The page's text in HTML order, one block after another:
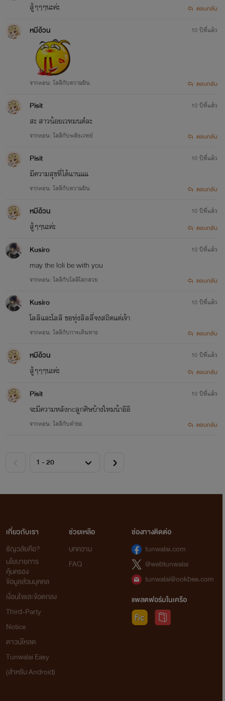
สู้ๆๆๆนะค่ะ
ตอบกลับ
หมีอ้วน
จากตอน: โลลิกับความฝัน
10 ปีที่แล้ว
ตอบกลับ
Pisit
สะ สาวน้อยเวทมนต์ละ
จากตอน: โลลิกับพลังเวทย์
10 ปีที่แล้ว
ตอบกลับ
Pisit
มีความสุขที่ได้แานแแ
จากตอน: โลลิกับความฝัน
10 ปีที่แล้ว
ตอบกลับ
หมีอ้วน
สู้ๆๆนะค่ะ
10 ปีที่แล้ว
ตอบกลับ
Kusiro
may the loli be with you
จากตอน: โลลิกับโลลิโลกสวย
10 ปีที่แล้ว
ตอบกลับ
Kusiro
โลลิและโลลิ ขอทุ่งลิลลี่จงสถิตแด่เจ้า
จากตอน: โลลิกับการเดินทาง
10 ปีที่แล้ว
ตอบกลับ
หมีอ้วน
สู้ๆๆๆนะค่ะ
10 ปีที่แล้ว
ตอบกลับ
Pisit
จะมีความหลังncลูกศิษบ้างใหมน้าอิอิ
จากตอน: โลลิกับคำขอ
10 ปีที่แล้ว
ตอบกลับ
เกี่ยวกับเรา
ธัญวลัยคือ?
นโยบายการ
คุ้มครอง
ข้อมูลส่วนบุคคล
เงื่อนไขและข้อตกลง
Third-Party
Notice
ดาวน์โหลด
Tunwalai Easy
(สำหรับ Android)
ช่วยเหลือ
บทความ
FAQ
ช่องทางติดต่อ
tunwalai.com
@webtunwalai
tunwalai@ookbee.com
แพลตฟอร์มในเครือ